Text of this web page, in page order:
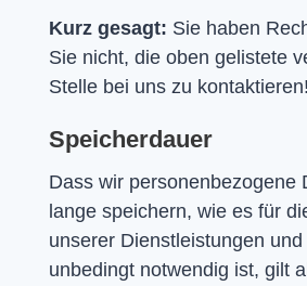
Kurz gesagt: Sie haben
Sie nicht, die oben gelistete
Stelle bei uns zu kontaktieren!
Speicherdauer
Dass wir personenbezogene
lange speichern, wie es für
unserer Dienstleistungen
unbedingt notwendig ist, gilt